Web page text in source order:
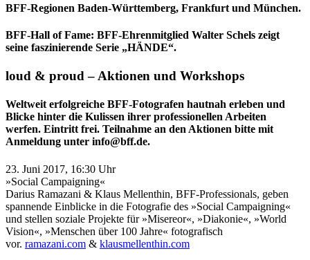
BFF-Regionen Baden-Württemberg, Frankfurt und München.
BFF-Hall of Fame: BFF-Ehrenmitglied Walter Schels zeigt
seine faszinierende Serie „HÄNDE“.
loud & proud – Aktionen und Workshops
Weltweit erfolgreiche BFF-Fotografen hautnah erleben und
Blicke hinter die Kulissen ihrer professionellen Arbeiten
werfen. Eintritt frei. Teilnahme an den Aktionen bitte mit
Anmeldung unter info@bff.de.
23. Juni 2017, 16:30 Uhr
»Social Campaigning«
Darius Ramazani & Klaus Mellenthin, BFF-Professionals, geben
spannende Einblicke in die Fotografie des »Social Campaigning«
und stellen soziale Projekte für »Misereor«, »Diakonie«, »World
Vision«, »Menschen über 100 Jahre« fotografisch
vor. ramazani.com & klausmellenthin.com